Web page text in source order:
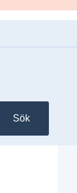
Sök